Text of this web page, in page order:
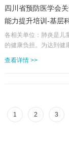
四川省预防医学会
能力提升培训-基层
各相关单位：肺炎是儿
的健康负担。为达到健
务人员的健康教育服
将本次学习培训能更
人员，提高参会人员学
查看详情 >>
1 2 3